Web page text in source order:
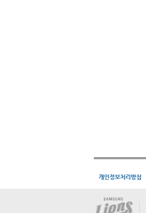
개인정보처리방침